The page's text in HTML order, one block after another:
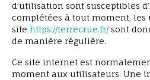
d’utilisation sont susceptibles
complétées à tout moment, les
site https://terrecrue.fr/sont
de manière régulière.
Ce site internet est
moment aux utilisateurs. Une